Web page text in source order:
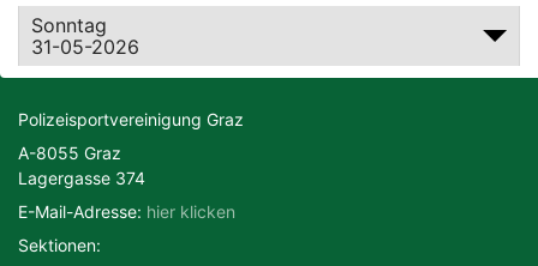
Sonntag
31-05-2026
Polizeisportvereinigung Graz
A-8055 Graz
Lagergasse 374
E-Mail-Adresse: hier klicken
Sektionen: